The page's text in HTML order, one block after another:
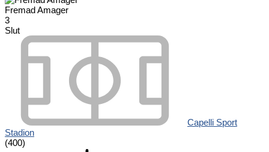
Fremad Amager
3
Slut
Capelli Sport
Stadion
(400)